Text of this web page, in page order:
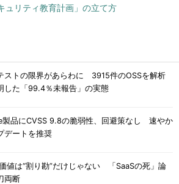
ュリティ教育計画」の立て方
ストの限界があらわに 3915件のOSSを解析
した「99.4％未報告」の実態
製品にCVSS 9.8の脆弱性、回避策なし 速やか
デートを推奨
値は“割り勘”だけじゃない 「SaaSの死」論
両断